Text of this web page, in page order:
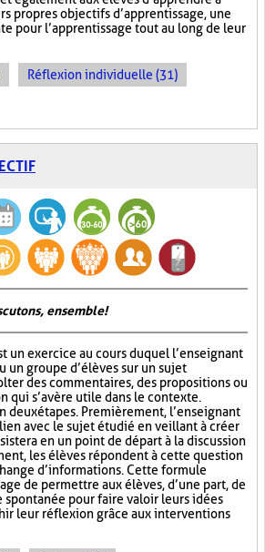
propres objectifs d’apprentissage, une
pour l’apprentissage tout au long de leur
Réflexion individuelle (31)
ensemble!
un exercice au cours duquel l’enseignant
un groupe d’élèves sur un sujet
des commentaires, des propositions ou
qui s’avère utile dans le contexte.
deux étapes. Premièrement, l’enseignant
avec le sujet étudié en veillant à créer
en un point de départ à la discussion
les élèves répondent à cette question
d’informations. Cette formule
de permettre aux élèves, d’une part, de
spontanée pour faire valoir leurs idées
leur réflexion grâce aux interventions